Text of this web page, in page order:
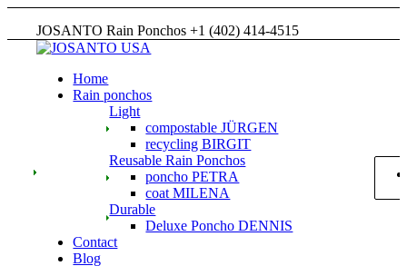
JOSANTO Rain Ponchos +1 (402) 414-4515
Home
Rain ponchos
Light
compostable JÜRGEN
recycling BIRGIT
Reusable Rain Ponchos
poncho PETRA
coat MILENA
Durable
Deluxe Poncho DENNIS
Contact
Blog